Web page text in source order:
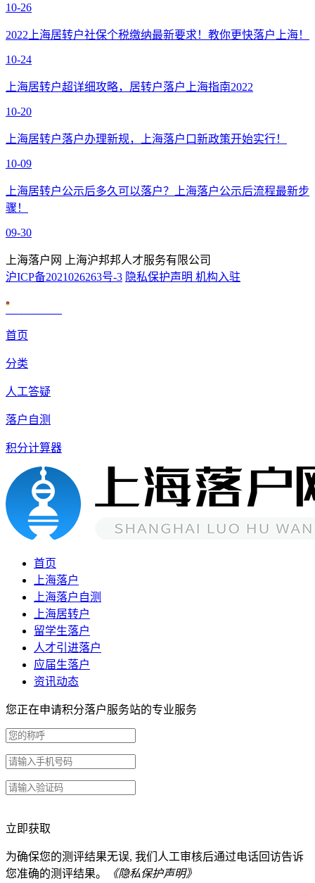
10-26
2022上海居转户社保个税缴纳最新要求！教你更快落户上海！
10-24
上海居转户超详细攻略，居转户落户上海指南2022
10-20
上海居转户落户办理新规，上海落户口新政策开始实行！
10-09
上海居转户公示后多久可以落户？上海落户公示后流程最新步
骤！
09-30
上海落户网 上海沪邦邦人才服务有限公司
沪ICP备2021026263号-3 隐私保护声明 机构入驻
首页
分类
人工答疑
落户自测
积分计算器
首页
上海落户
上海落户自测
上海居转户
留学生落户
人才引进落户
应届生落户
资讯动态
您正在申请积分落户服务站的专业服务
立即获取
为确保您的测评结果无误, 我们人工审核后通过电话回访告诉
您准确的测评结果。
《隐私保护声明》